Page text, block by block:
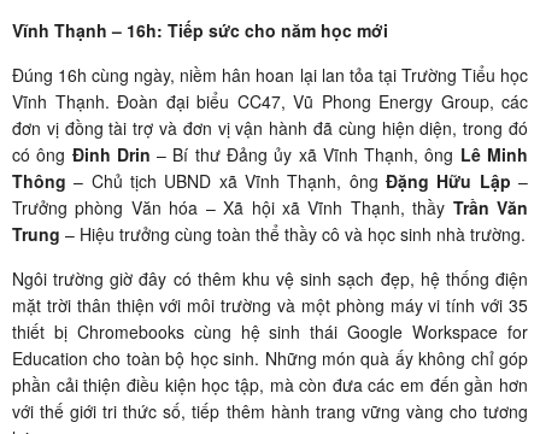
Vĩnh Thạnh – 16h: Tiếp sức cho năm học mới
Đúng 16h cùng ngày, niềm hân hoan lại lan tỏa tại Trường Tiểu học
Vĩnh Thạnh. Đoàn đại biểu CC47, Vũ Phong Energy Group, các
đơn vị đồng tài trợ và đơn vị vận hành đã cùng hiện diện, trong đó
có ông Đinh Drin – Bí thư Đảng ủy xã Vĩnh Thạnh, ông Lê Minh
Thông – Chủ tịch UBND xã Vĩnh Thạnh, ông Đặng Hữu Lập –
Trưởng phòng Văn hóa – Xã hội xã Vĩnh Thạnh, thầy Trần Văn
Trung – Hiệu trưởng cùng toàn thể thầy cô và học sinh nhà trường.
Ngôi trường giờ đây có thêm khu vệ sinh sạch đẹp, hệ thống điện
mặt trời thân thiện với môi trường và một phòng máy vi tính với 35
thiết bị Chromebooks cùng hệ sinh thái Google Workspace for
Education cho toàn bộ học sinh. Những món quà ấy không chỉ góp
phần cải thiện điều kiện học tập, mà còn đưa các em đến gần hơn
với thế giới tri thức số, tiếp thêm hành trang vững vàng cho tương